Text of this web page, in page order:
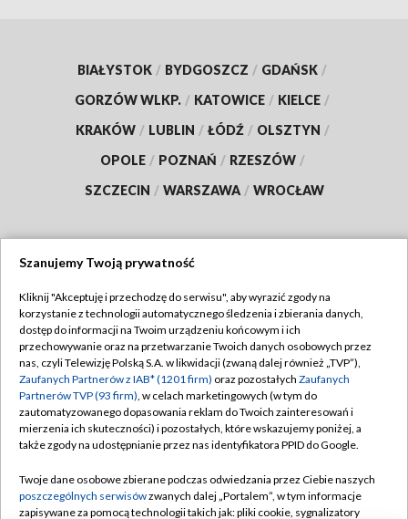
BIAŁYSTOK / BYDGOSZCZ / GDAŃSK /
GORZÓW WLKP. / KATOWICE / KIELCE /
KRAKÓW / LUBLIN / ŁÓDŹ / OLSZTYN /
OPOLE / POZNAŃ / RZESZÓW /
SZCZECIN / WARSZAWA / WROCŁAW
TVP
Abonament TVP
Emisja w TVP
Centrum informacji TVP
Naziemna Telewizja Cyfrowa
Rada Programowa
Regulamin TVP
Polityka prywatności
Moje zgody
Pomoc
Kontakt
Szanujemy Twoją prywatność
Kliknij "Akceptuję i przechodzę do serwisu", aby wyrazić zgody na
korzystanie z technologii automatycznego śledzenia i zbierania danych,
dostęp do informacji na Twoim urządzeniu końcowym i ich
przechowywanie oraz na przetwarzanie Twoich danych osobowych przez
nas, czyli Telewizję Polską S.A. w likwidacji (zwaną dalej również „TVP”),
Zaufanych Partnerów z IAB* (1201 firm) oraz pozostałych Zaufanych
Partnerów TVP (93 firm), w celach marketingowych (w tym do
zautomatyzowanego dopasowania reklam do Twoich zainteresowań i
mierzenia ich skuteczności) i pozostałych, które wskazujemy poniżej, a
także zgody na udostępnianie przez nas identyfikatora PPID do Google.
Twoje dane osobowe zbierane podczas odwiedzania przez Ciebie naszych
poszczególnych serwisówzwanych dalej „Portalem”, w tym informacje
zapisywane za pomocą technologii takich jak: pliki cookie, sygnalizatory